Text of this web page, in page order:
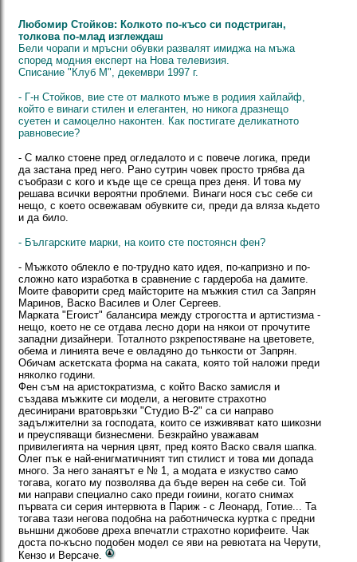
Любомир Стойков: Колкото по-късо си подстриган,
толкова по-млад изглеждаш
Бели чорапи и мръсни обувки развалят имиджа на мъжа
според модния експерт на Нова телевизия.
Списание "Клуб М", декември 1997 г.
- Г-н Стойков, вие сте от малкото мъже в родиия хайлайф,
който е винаги стилен и елегантен, но никога дразнещо
суетен и самоцелно наконтен. Как постигате деликатното
равновесие?
- С малко стоене пред огледалото и с повече логика, преди
да застана пред него. Рано сутрин човек просто трябва да
съобрази с кого и къде ще се среща през деня. И това му
решава всички вероятни проблеми. Винаги нося със себе си
нещо, с което освежавам обувките си, преди да вляза кьдето
и да било.
- Българските марки, на които сте постоянсн фен?
- Мъжкото облекло е по-трудно като идея, по-капризно и по-
сложно като изработка в сравнение с гардероба на дамите.
Моите фаворити сред майсторите на мъжкия стил са Запрян
Маринов, Васко Василев и Олег Сергеев.
Марката "Егоист" балансира между строгостта и артистизма -
нещо, което не се отдава лесно дори на някои от прочутите
западни дизайнери. Тоталното рзкрепостяване на цветовете,
обема и линията вече е овладяно до тьнкости от Запрян.
Обичам аскетската форма на саката, която той наложи преди
няколко години.
Фен съм на аристократизма, с който Васко замисля и
създава мъжките си модели, а неговите страхотно
десинирани вратоврьзки "Студио В-2" са си направо
задължителни за господата, които се изживяват като шикозни
и преуспяващи бизнесмени. Безкрайно уважавам
привилегията на черния цвят, пред която Васко сваля шапка.
Олег пък е най-енигматичният тип стилист и това ми допада
много. За него занаятът е № 1, а модата е изкуство само
тогава, когато му позволява да бъде верен на себе си. Той
ми направи специално сако преди гоиини, когато снимах
първата си серия интервюта в Париж - с Леонард, Готие... Та
тогава тази негова подобна на работническа куртка с предни
вьншни джобове дреха впечатли страхотно корифеите. Чак
доста по-късно подобен модел се яви на ревютата на Черути,
Кензо и Версаче.